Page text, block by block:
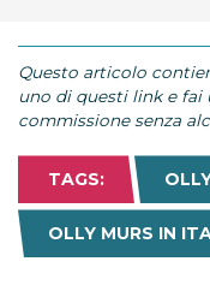
Questo articolo
uno di questi link e fai
commissione senza
TAGS:
OLLY MURS IN